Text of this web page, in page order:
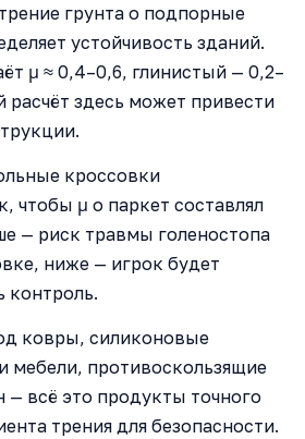
трение грунта о подпорные
устойчивость зданий.
μ ≈ 0,4–0,6, глинистый — 0,2–
здесь может привести
кроссовки
чтобы μ о паркет составлял
— риск травмы голеностопа
ниже — игрок будет
контроль.
ковры, силиконовые
мебели, противоскользящие
— всё это продукты точного
трения для безопасности.